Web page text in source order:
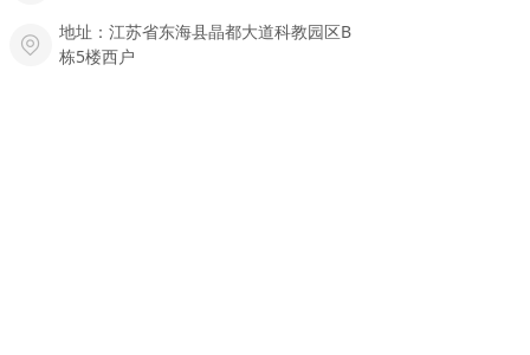
地址：江苏省东海县晶都大道科教园区B
栋5楼西户